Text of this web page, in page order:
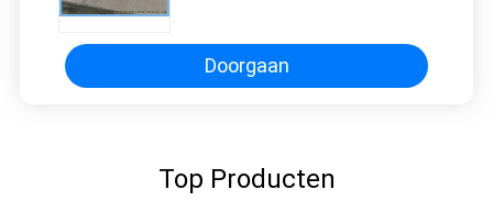
Doorgaan
Top Producten